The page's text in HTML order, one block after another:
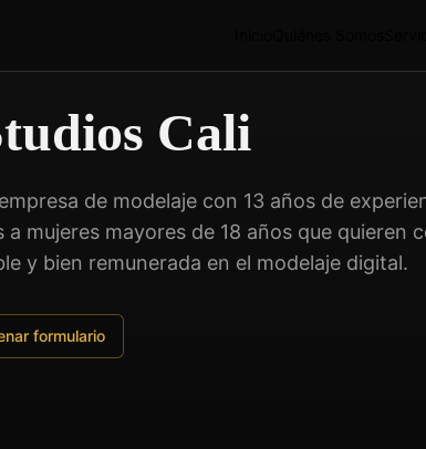
Cali
de modelaje con 13 años de
mujeres mayores de 18 años que quieren
y bien remunerada en el modelaje digital.
formulario